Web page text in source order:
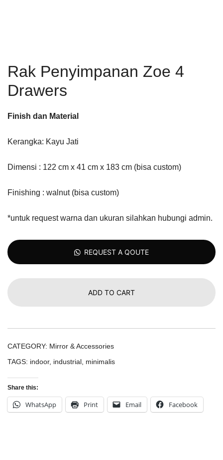
Rak Penyimpanan Zoe 4
Drawers
Finish dan Material
Kerangka: Kayu Jati
Dimensi : 122 cm x 41 cm x 183 cm (bisa custom)
Finishing : walnut (bisa custom)
*untuk request warna dan ukuran silahkan hubungi admin.
REQUEST A QOUTE
ADD TO CART
CATEGORY: Mirror & Accessories
TAGS: indoor, industrial minimalis
Share this:
WhatsApp Print Email Facebook